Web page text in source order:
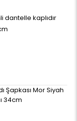
kaplıdır
Şapkası Mor Siyah
34cm